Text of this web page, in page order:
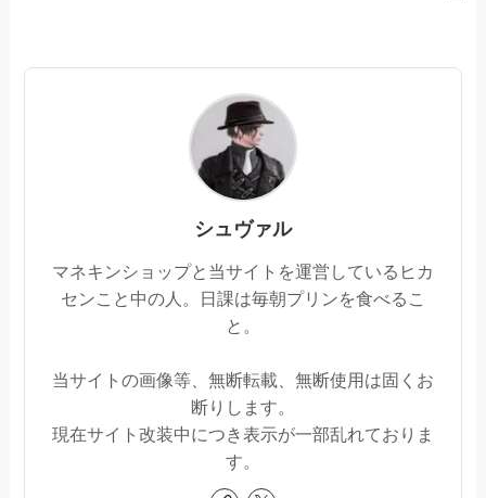
シュヴァル
マネキンショップと当サイトを運営しているヒカ
センこと中の人。日課は毎朝プリンを食べるこ
と。
当サイトの画像等、無断転載、無断使用は固くお
断りします。
現在サイト改装中につき表示が一部乱れておりま
す。